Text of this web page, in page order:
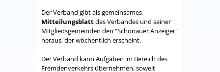
Der Verband gibt als gemeinsames
Mitteilungsblattdes Verbandes und seiner
Mitgliedsgemeinden den "Schönauer Anzeiger"
heraus, der wöchentlich erscheint.
Der Verband kann Aufgaben im Bereich des
Fremdenverkehrs übernehmen, soweit